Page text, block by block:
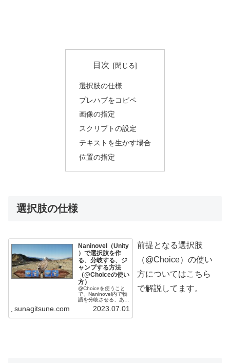
目次
選択肢の仕様
プレハブをコピペ
画像の指定
スクリプトの設定
テキストを生かす場合
位置の指定
選択肢の仕様
Naninovel（Unity
）で選択肢を作
る、分岐する、ジ
ャンプする方法
（@Choiceの使い
方）
@Choiceを使うこと
で、Naninovel内で物
語を分岐させる、ある
いは任意の箇所へジャ
ンプさせることができ
sunagitsune.com 2023.07.01
前提となる選択肢
（@Choice）の使い
方についてはこちら
で解説してます。